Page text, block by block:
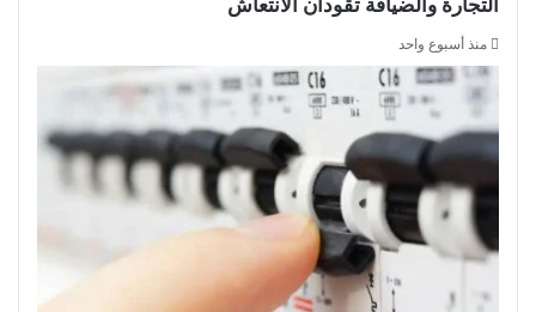
التجارة والضيافة تقودان الانتعاش
منذ أسبوع واحد